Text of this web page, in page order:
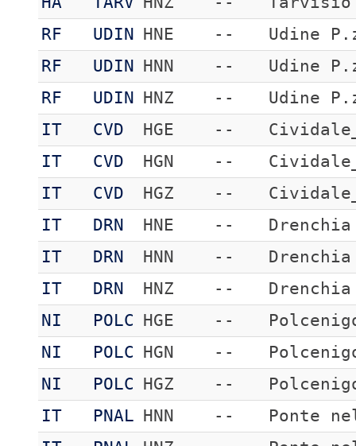
RF
UDIN HNE --
Udine
RF
UDIN HNN --
Udine
RF
UDIN HNZ --
Udine
IT
CVD HGE --
IT
CVD HGN --
IT
CVD HGZ --
IT
DRN HNE --
Drenchia
IT
DRN HNN --
Drenchia
IT
DRN HNZ --
Drenchia
NI
POLC HGE --
NI
POLC HGN --
NI
POLC HGZ --
IT
PNAL HNN --
Ponte